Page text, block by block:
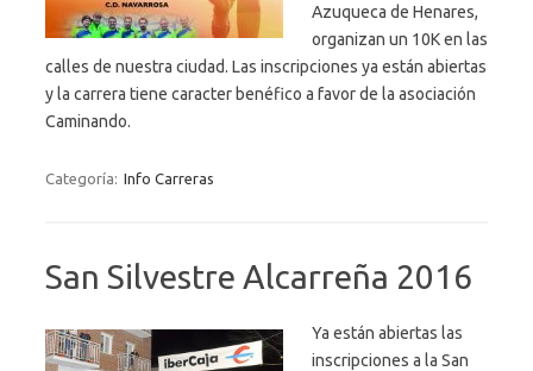
Azuqueca de Henares,
organizan un 10K en las
calles de nuestra ciudad. Las inscripciones ya están abiertas
y la carrera tiene caracter benéfico a favor de la asociación
Caminando.
Categoría: Info Carreras
San Silvestre Alcarreña 2016
Ya están abiertas las
inscripciones a la San